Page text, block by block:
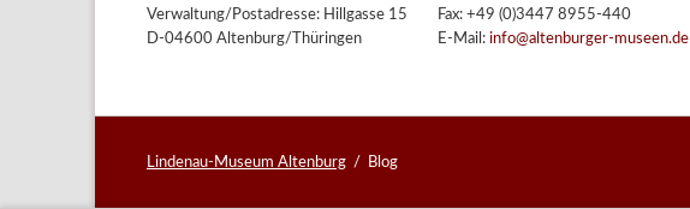
Verwaltung/Postadresse: Hillgasse 15
D-04600 Altenburg/Thüringen
Fax: +49 (0)3447 8955-440
E-Mail: info@altenburger-museen.de
Lindenau-Museum Altenburg Blog